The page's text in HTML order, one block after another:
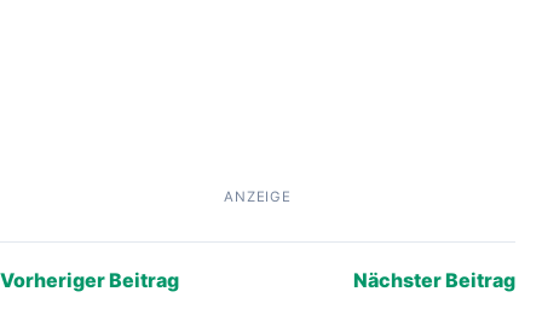
ANZEIGE
Vorheriger Beitrag Nächster Beitrag